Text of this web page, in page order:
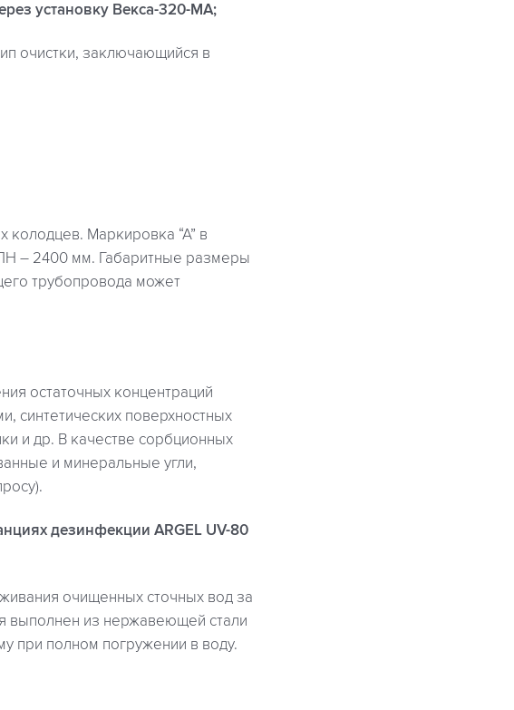
установку Векса-320-МА;
очистки, заключающийся в
колодцев. Маркировка “А” в
– 2400 мм. Габаритные размеры
трубопровода может
остаточных концентраций
синтетических поверхностных
и др. В качестве сорбционных
и минеральные угли,
дезинфекции ARGEL UV-80
очищенных сточных вод за
выполнен из нержавеющей стали
при полном погружении в воду.